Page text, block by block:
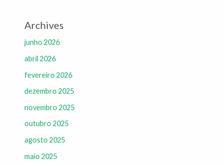
Archives
junho 2026
abril 2026
fevereiro 2026
dezembro 2025
novembro 2025
outubro 2025
agosto 2025
maio 2025